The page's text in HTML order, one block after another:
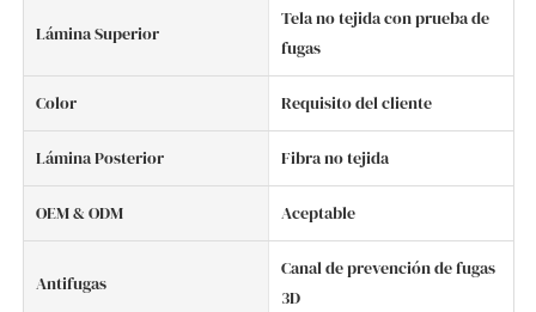
Lámina Superior
Tela no tejida con prueba de
fugas
Color Requisito del cliente
Lámina Posterior Fibra no tejida
OEM & ODM Aceptable
Antifugas
Canal de prevención de fugas
3D